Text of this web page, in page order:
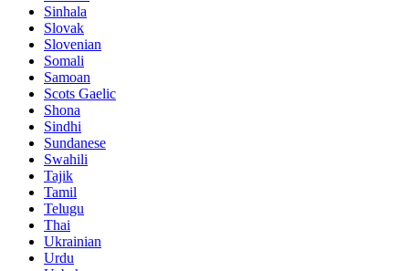
Sinhala
Slovak
Slovenian
Somali
Samoan
Scots Gaelic
Shona
Sindhi
Sundanese
Swahili
Tajik
Tamil
Telugu
Thai
Ukrainian
Urdu